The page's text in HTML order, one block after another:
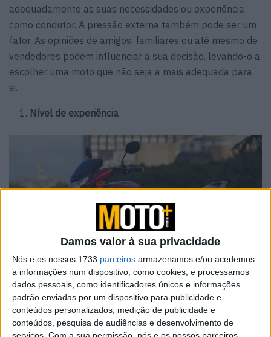
Damos valor à sua privacidade
Nós e os nossos 1733 parceiros armazenamos e/ou acedemos
a informações num dispositivo, como cookies, e processamos
dados pessoais, como identificadores únicos e informações
padrão enviadas por um dispositivo para publicidade e
conteúdos personalizados, medição de publicidade e
conteúdos, pesquisa de audiências e desenvolvimento de
adequadamente as suas necessidades ou experiência
como condutor. A pressão externa também pode ser um
fator. As opiniões de amigos, familiares ou até mesmo de
vendedores podem influenciar a sua decisão, levando-o a
escolher uma moto que não seja a mais adequada para
si.
Nível de experiência
Não considerar o seu nível de experiência também é um
erro comum. Comprar uma moto potente ou grande sem